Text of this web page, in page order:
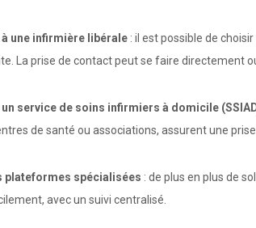
à une infirmière libérale : il est possible de
La prise de contact peut se faire directement
un service de soins infirmiers à domicile
de santé ou associations, assurent une
plateformes spécialisées : de plus en plus de
avec un suivi centralisé.